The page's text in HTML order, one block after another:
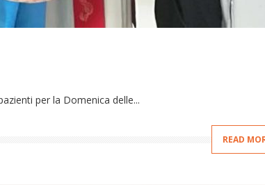
per la Domenica delle...
READ